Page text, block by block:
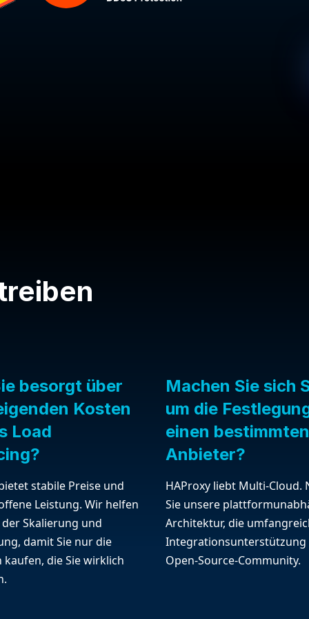
besorgt über
Kosten
Load
stabile Preise und
Leistung. Wir helfen
Skalierung und
damit Sie nur die
kaufen, die Sie wirklich
Machen Sie sich
um die
einen bestimmten
Anbieter?
HAProxy liebt Multi-Cloud.
Sie unsere
Architektur, die
Integrationsunterstützung
Open-Source-Community.